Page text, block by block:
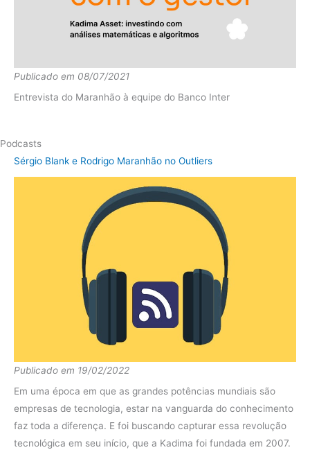
Publicado em 08/07/2021
Entrevista do Maranhão à equipe do Banco Inter
Podcasts
Sérgio Blank e Rodrigo Maranhão no Outliers
Publicado em 19/02/2022
Em uma época em que as grandes potências mundiais são
empresas de tecnologia, estar na vanguarda do conhecimento
faz toda a diferença. E foi buscando capturar essa revolução
tecnológica em seu início, que a Kadima foi fundada em 2007.